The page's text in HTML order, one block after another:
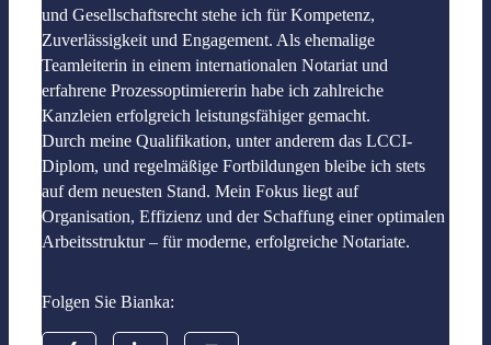
und Gesellschaftsrecht stehe ich für Kompetenz,
Zuverlässigkeit und Engagement. Als ehemalige
Teamleiterin in einem internationalen Notariat und
erfahrene Prozessoptimiererin habe ich zahlreiche
Kanzleien erfolgreich leistungsfähiger gemacht.
Durch meine Qualifikation, unter anderem das LCCI-
Diplom, und regelmäßige Fortbildungen bleibe ich stets
auf dem neuesten Stand. Mein Fokus liegt auf
Organisation, Effizienz und der Schaffung einer optimalen
Arbeitsstruktur – für moderne, erfolgreiche Notariate.
Folgen Sie Bianka: